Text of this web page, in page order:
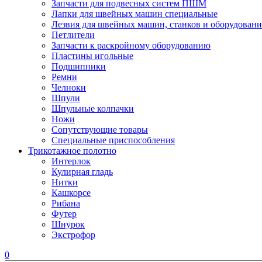
Запчасти для подвесных систем ПШМ
Лапки для швейных машин специальные
Лезвия для швейных машин, станков и
Петлители
Запчасти к раскройному оборудованию
Пластины игольные
Подшипники
Ремни
Челноки
Шпули
Шпульные колпачки
Ножи
Сопутствующие товары
Специальные приспособления
Трикотажное полотно
Интерлок
Кулирная гладь
Нитки
Кашкорсе
Рибана
Футер
Шнурок
Экстрофор
0